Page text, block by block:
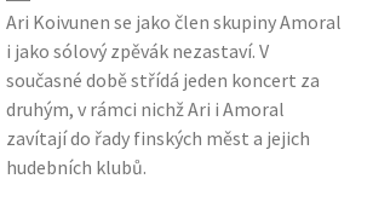
Ari Koivunen se jako člen skupiny Amoral
i jako sólový zpěvák nezastaví. V
současné době střídá jeden koncert za
druhým, v rámci nichž Ari i Amoral
zavítají do řady finských měst a jejich
hudebních klubů.